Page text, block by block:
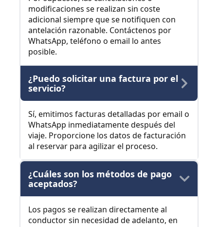
modificaciones se realizan sin coste
adicional siempre que se notifiquen con
antelación razonable. Contáctenos por
WhatsApp, teléfono o email lo antes
posible.
¿Puedo solicitar una factura por el
servicio?
Sí, emitimos facturas detalladas por email o
WhatsApp inmediatamente después del
viaje. Proporcione los datos de facturación
al reservar para agilizar el proceso.
¿Cuáles son los métodos de pago
aceptados?
Los pagos se realizan directamente al
conductor sin necesidad de adelanto, en